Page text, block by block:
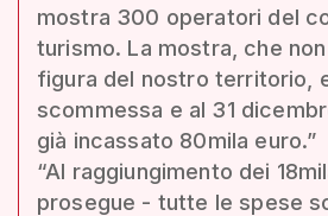
mostra 300 operatori del
turismo. La mostra, che
figura del nostro territorio,
scommessa e al 31
già incassato 80mila euro.”
“Al raggiungimento dei
prosegue - tutte le spese